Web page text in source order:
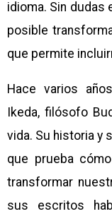
idioma. Sin
posible
que permite
Hace varios
Ikeda, filósofo
vida. Su historia y
que prueba
transformar
sus escritos